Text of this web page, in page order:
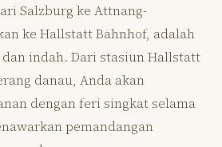
Salzburg ke Attnang-
ke Hallstatt Bahnhof, adalah
indah. Dari stasiun Hallstatt
danau, Anda akan
dengan feri singkat selama
pemandangan